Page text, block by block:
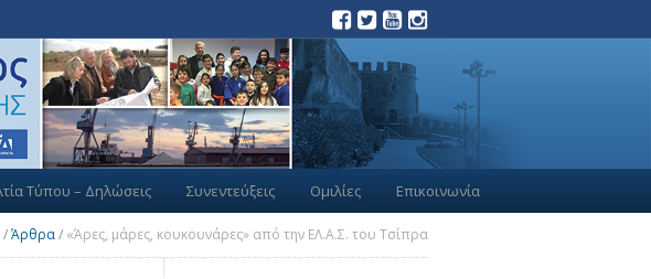
Τύπου – Δηλώσεις Συνεντεύξεις Ομιλίες Επικοινωνία
/Άρθρα/ «Άρες, μάρες, κουκουνάρες» από την ΕΛ.Α.Σ. του Τσίπρα